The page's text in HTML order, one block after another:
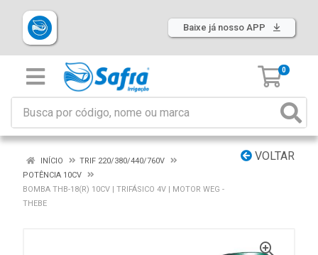
Baixe já nosso APP
0
VOLTAR
INÍCIO
TRIF 220/380/440/760V
POTÊNCIA 10CV
BOMBA THB-18(R) 10CV | TRIFÁSICO 4V | MOTOR WEG -
THEBE